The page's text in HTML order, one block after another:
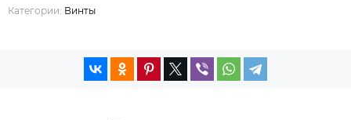
Категории: Винты